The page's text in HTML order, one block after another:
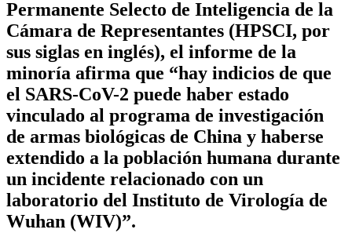
Permanente Selecto de Inteligencia de la
Cámara de Representantes (HPSCI, por
sus siglas en inglés), el informe de la
minoría afirma que “hay indicios de que
el SARS-CoV-2 puede haber estado
vinculado al programa de investigación
de armas biológicas de China y haberse
extendido a la población humana durante
un incidente relacionado con un
laboratorio del Instituto de Virología de
Wuhan (WIV)”.